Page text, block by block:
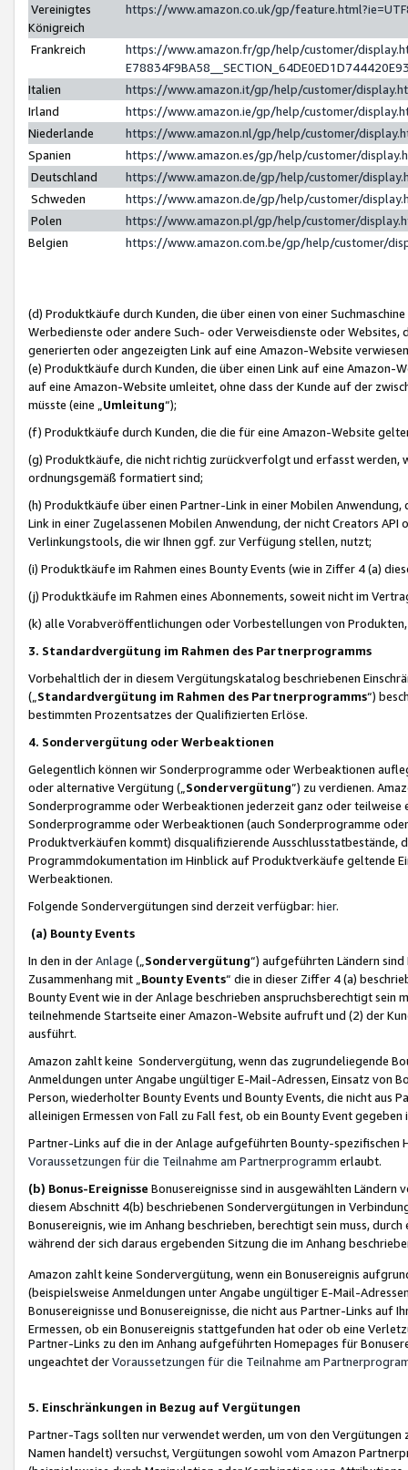
Vereinigtes
Königreich
https://www.amazon.co.uk/gp/
Frankreich
https://www.amazon.fr/gp/help/customer/
Italien
https://www.amazon.it/gp/help/customer/
Irland
https://www.amazon.ie/gp/help/customer/
Niederlande
https://www.amazon.nl/gp/help/customer/
Spanien
https://www.amazon.es/gp/help/customer/
Deutschland
https://www.amazon.de/gp/help/customer/
Schweden
https://www.amazon.de/gp/help/customer/
Polen
https://www.amazon.pl/gp/help/customer/
Belgien
https://www.amazon.com.be/gp/help/customer/
(d) Produktkäufe durch Kunden, die über einen von einer
Werbedienste oder andere Such- oder Verweisdienste oder Websites,
generierten oder angezeigten Link auf eine Amazon-Website
(e) Produktkäufe durch Kunden, die über einen Link auf eine
auf eine Amazon-Website umleitet, ohne dass der Kunde auf der
müsste (eine „ Umleitung“);
(f) Produktkäufe durch Kunden, die die für eine Amazon-Website
(g) Produktkäufe, die nicht richtig zurückverfolgt und erfasst werden,
ordnungsgemäß formatiert sind;
(h) Produktkäufe über einen Partner-Link in einer Mobilen
Link in einer Zugelassenen Mobilen Anwendung, der nicht Creators
Verlinkungstools, die wir Ihnen ggf. zur Verfügung stellen, nutzt;
(i) Produktkäufe im Rahmen eines Bounty Events (wie in Ziffer 4 (a)
(j) Produktkäufe im Rahmen eines Abonnements, soweit nicht im
(k) alle Vorabveröffentlichungen oder Vorbestellungen von
3. Standardvergütung im Rahmen des Partnerprogramms
Vorbehaltlich der in diesem Vergütungskatalog beschriebenen
(„ Standardvergütung im Rahmen des Partnerprogramms“)
bestimmten Prozentsatzes der Qualifizierten Erlöse.
4. Sondervergütung oder Werbeaktionen
Gelegentlich können wir Sonderprogramme oder Werbeaktionen
oder alternative Vergütung („ Sondervergütung”) zu verdienen.
Sonderprogramme oder Werbeaktionen jederzeit ganz oder
Sonderprogramme oder Werbeaktionen (auch Sonderprogramme
Produktverkäufen kommt) disqualifizierende Ausschlusstatbestände,
Programmdokumentation im Hinblick auf Produktverkäufe geltende
Werbeaktionen.
Folgende Sondervergütungen sind derzeit verfügbar: hier.
(a) Bounty Events
In den in derAnlage („ Sondervergütung“) aufgeführten Ländern
Zusammenhang mit „ Bounty Events“ die in dieser Ziffer 4 (a)
Bounty Event wie in der Anlage beschrieben anspruchsberechtigt sein
teilnehmende Startseite einer Amazon-Website aufruft und (2) der
ausführt.
Amazon zahlt keine Sondervergütung, wenn das zugrundeliegende
Anmeldungen unter Angabe ungültiger E-Mail-Adressen, Einsatz von
Person, wiederholter Bounty Events und Bounty Events, die nicht
alleinigen Ermessen von Fall zu Fall fest, ob ein Bounty Event
Partner-Links auf die in der Anlage aufgeführten Bounty-spezifischen
Voraussetzungen für die Teilnahme am Partnerprogramm erlaubt.
(b) Bonus-Ereignisse Bonusereignisse sind in ausgewählten Ländern
diesem Abschnitt 4(b) beschriebenen Sondervergütungen in
Bonusereignis, wie im Anhang beschrieben, berechtigt sein muss,
während der sich daraus ergebenden Sitzung die im Anhang
Amazon zahlt keine Sondervergütung, wenn ein Bonusereignis
(beispielsweise Anmeldungen unter Angabe ungültiger E-Mail-
Bonusereignisse und Bonusereignisse, die nicht aus Partner-Links auf
Ermessen, ob ein Bonusereignis stattgefunden hat oder ob eine
Partner-Links zu den im Anhang aufgeführten Homepages für
ungeachtet derVoraussetzungen für die Teilnahme am
5. Einschränkungen in Bezug auf Vergütungen
Partner-Tags sollten nur verwendet werden, um von den
Namen handelt) versuchst, Vergütungen sowohl vom Amazon